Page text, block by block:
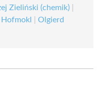
Zieliński (chemik)
Hofmokl
Olgierd